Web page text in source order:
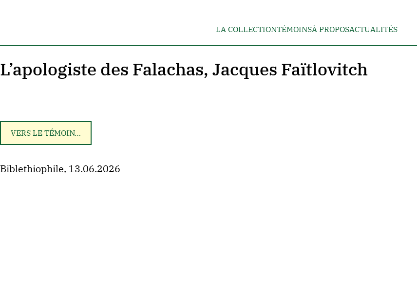
LA COLLECTIONTÉMOINSÀ PROPOSACTUALITÉS
L’apologiste des Falachas, Jacques Faïtlovitch
VERS LE TÉMOIN…
Biblethiophile, 13.06.2026